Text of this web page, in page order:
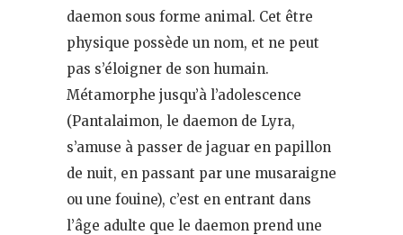
daemon sous forme animal. Cet être
physique possède un nom, et ne peut
pas s’éloigner de son humain.
Métamorphe jusqu’à l’adolescence
(Pantalaimon, le daemon de Lyra,
s’amuse à passer de jaguar en papillon
de nuit, en passant par une musaraigne
ou une fouine), c’est en entrant dans
l’âge adulte que le daemon prend une